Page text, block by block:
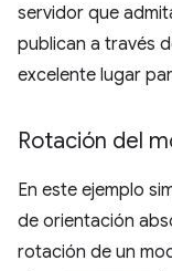
servidor que
publican a través
excelente lugar
Rotación del
En este ejemplo
de orientación
rotación de un